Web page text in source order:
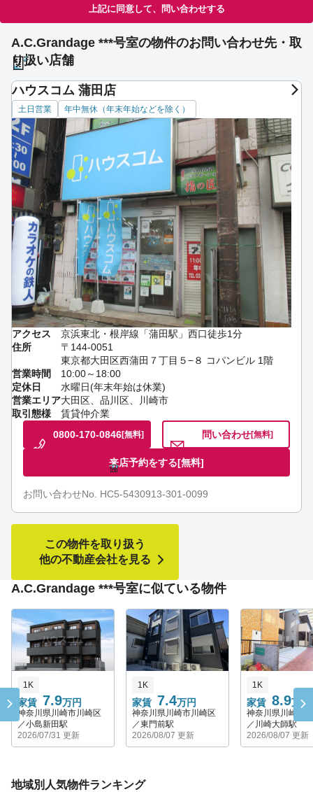
上記に同意して、問い合わせする
A.C.Grandage ***号室の物件のお問い合わせ先・取
り扱い店舗
ハウスコム 蒲田店
土日営業 年中無休（年末年始などを除く）
アクセス
京浜東北・根岸線「蒲田駅」西口徒歩1分
住所
〒144-0051
東京都大田区西蒲田７丁目５−８ コパンビル 1階
営業時間
10:00～18:00
定休日
水曜日(年末年始は休業)
営業エリア大田区、品川区、川崎市
取引態様
賃貸仲介業
0800-170-0846[無料] 問い合わせ[無料]
来店予約をする[無料]
お問い合わせNo. HC5-5430913-301-0099
この物件を取り扱う
他の不動産会社を見る
A.C.Grandage ***号室に似ている物件
家賃 7.9万円
1K
神奈川県川崎市川崎区
／小島新田駅
2026/07/31 更新
家賃 7.4万円
1K
神奈川県川崎市川崎区
／東門前駅
2026/08/07 更新
家賃 8.9万円
1K
神奈川県川崎市
／川崎大師駅
2026/08/07 更新
地域別人気物件ランキング